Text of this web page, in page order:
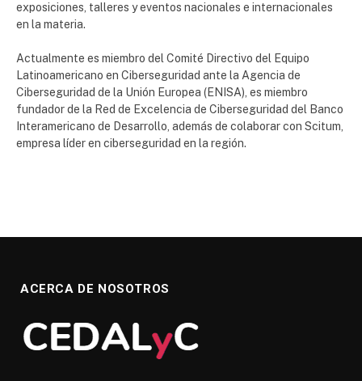
exposiciones, talleres y eventos nacionales e internacionales
en la materia.
Actualmente es miembro del Comité Directivo del Equipo
Latinoamericano en Ciberseguridad ante la Agencia de
Ciberseguridad de la Unión Europea (ENISA), es miembro
fundador de la Red de Excelencia de Ciberseguridad del Banco
Interamericano de Desarrollo, además de colaborar con Scitum,
empresa líder en ciberseguridad en la región.
ACERCA DE NOSOTROS